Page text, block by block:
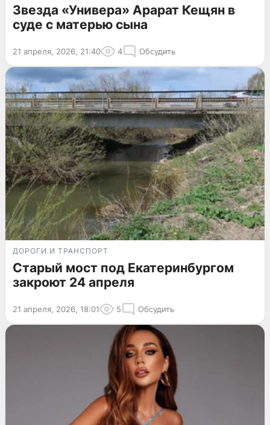
Звезда «Универа» Арарат Кещян в
суде с матерью сына
21 апреля, 2026, 21:40 4 Обсудить
ДОРОГИ И ТРАНСПОРТ
Старый мост под Екатеринбургом
закроют 24 апреля
21 апреля, 2026, 18:01 5 Обсудить